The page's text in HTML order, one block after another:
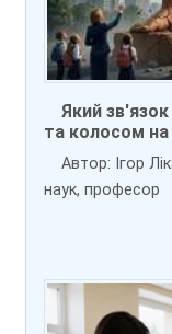
Який
та колосом на
Автор: Ігор
наук, професор